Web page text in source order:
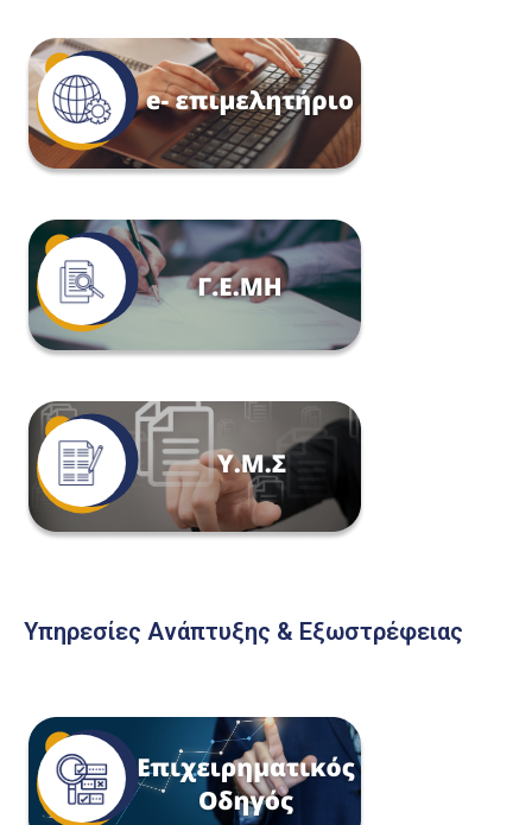
Υπηρεσίες Ανάπτυξης & Εξωστρέφειας